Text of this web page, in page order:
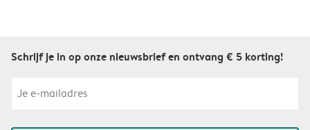
Schrijf je in op onze nieuwsbrief en ontvang € 5 korting!